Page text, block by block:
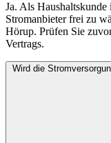
Ja. Als
Stromanbieter frei zu
Hörup. Prüfen Sie
Vertrags.
Wird die